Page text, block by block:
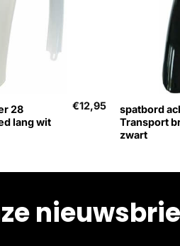
28
lang wit
€12,95
spatbord
Transport
zwart